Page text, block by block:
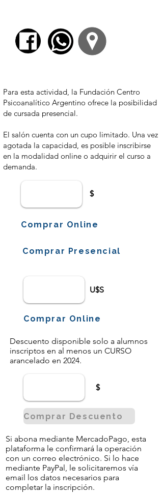
Para esta actividad, la Fundación Centro
Psicoanalítico Argentino ofrece la posibilidad
de cursada presencial.
El salón cuenta con un cupo limitado. Una vez
agotada la capacidad, es posible inscribirse
en la modalidad online o adquirir el curso a
demanda.
$
Comprar Online
Comprar Presencial
U$S
Comprar Online
Descuento disponible solo a alumnos
inscriptos en al menos un CURSO
arancelado en 2024.
$
Comprar Descuento
Si abona mediante MercadoPago, esta
plataforma le confirmará la operación
con un correo electrónico. Si lo hace
mediante PayPal, le solicitaremos vía
email los datos necesarios para
completar la inscripción.